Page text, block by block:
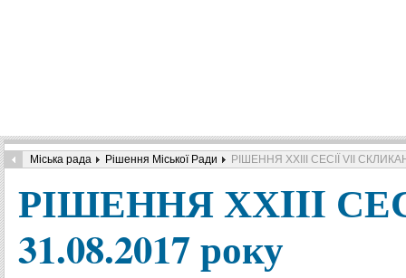
Міська рада Рішення Міської Ради РІШЕННЯ ХХIII СЕСІЇ VIІ
РІШЕННЯ ХХIII
31.08.2017 року